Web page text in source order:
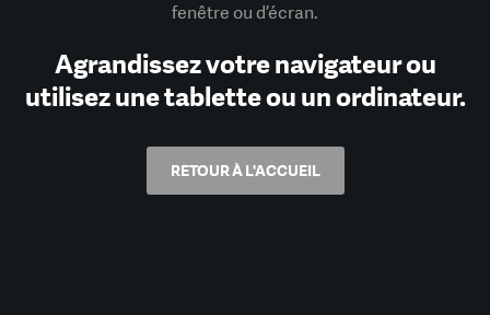
fenêtre ou d’écran.
Agrandissez votre navigateur ou
utilisez une tablette ou un ordinateur.
RETOUR À L'ACCUEIL